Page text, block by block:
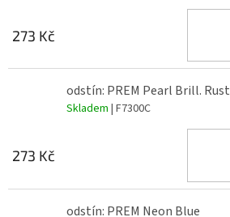
273 Kč
odstín: PREM Pearl Brill. Rust
Skladem | F7300C
273 Kč
odstín: PREM Neon Blue